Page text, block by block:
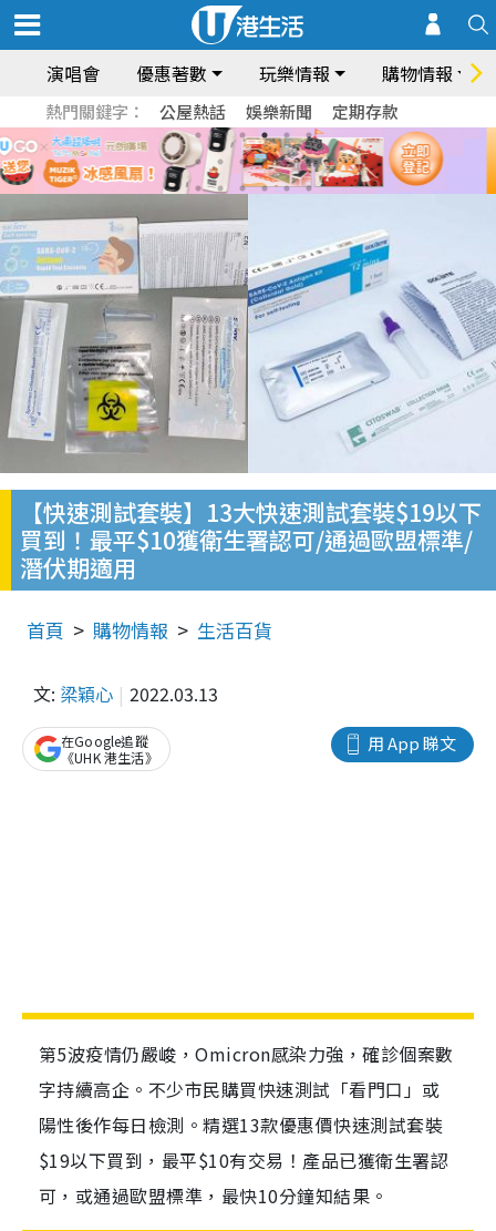
演唱會 優惠著數 玩樂情報 購物情報
熱門關鍵字： 公屋熱話 娛樂新聞 定期存款
【快速測試套裝】13大快速測試套裝$19以下
買到！最平$10獲衛生署認可/通過歐盟標準/
潛伏期適用
首頁 購物情報 生活百貨
文: 梁穎心 2022.03.13
用 App 睇文
在Google追蹤
《UHK 港生活》
第5波疫情仍嚴峻，Omicron感染力強，確診個案數
字持續高企。不少市民購買快速測試「看門口」或
陽性後作每日檢測。精選13款優惠價快速測試套裝
$19以下買到，最平$10有交易！產品已獲衛生署認
可，或通過歐盟標準，最快10分鐘知結果。